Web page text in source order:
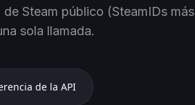
Steam público (SteamIDs más
sola llamada.
de la API